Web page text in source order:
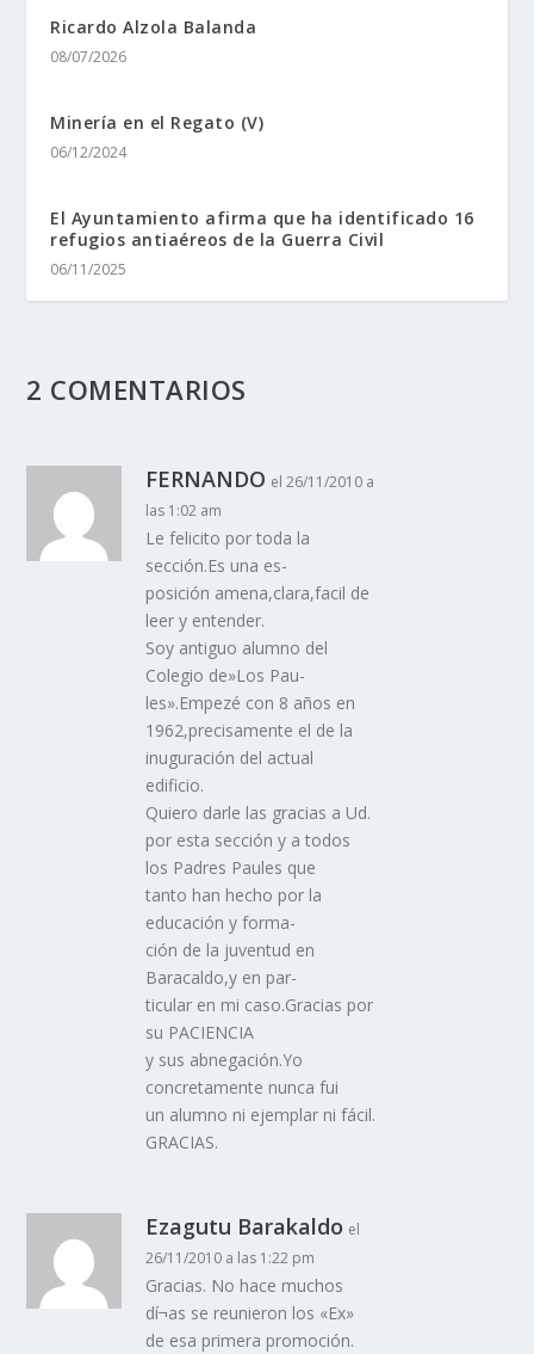
Ricardo Alzola Balanda
08/07/2026
Minerí­a en el Regato (V)
06/12/2024
El Ayuntamiento afirma que ha identificado 16
refugios antiaéreos de la Guerra Civil
06/11/2025
2 COMENTARIOS
FERNANDO el 26/11/2010 a
las 1:02 am
Le felicito por toda la
sección.Es una es-
posición amena,clara,facil de
leer y entender.
Soy antiguo alumno del
Colegio de»Los Pau-
les».Empezé con 8 años en
1962,precisamente el de la
inuguración del actual
edificio.
Quiero darle las gracias a Ud.
por esta sección y a todos
los Padres Paules que
tanto han hecho por la
educación y forma-
ción de la juventud en
Baracaldo,y en par-
ticular en mi caso.Gracias por
su PACIENCIA
y sus abnegación.Yo
concretamente nunca fui
un alumno ni ejemplar ni fácil.
GRACIAS.
Ezagutu Barakaldo el
26/11/2010 a las 1:22 pm
Gracias. No hace muchos
dí¬as se reunieron los «Ex»
de esa primera promoción.